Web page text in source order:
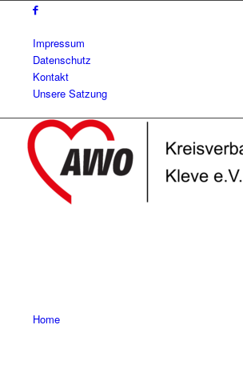
Impressum
Datenschutz
Kontakt
Unsere Satzung
Home